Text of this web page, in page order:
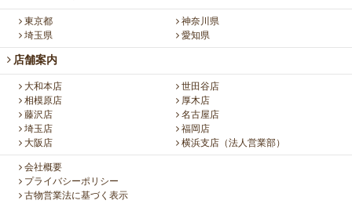
東京都
神奈川県
埼玉県
愛知県
店舗案内
大和本店
世田谷店
相模原店
厚木店
藤沢店
名古屋店
埼玉店
福岡店
大阪店
横浜支店（法人営業部）
会社概要
プライバシーポリシー
古物営業法に基づく表示